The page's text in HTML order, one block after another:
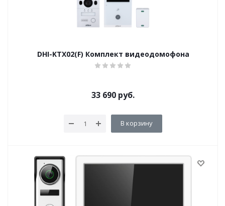
DHI-KTX02(F) Комплект видеодомофона
33 690 руб.
В корзину